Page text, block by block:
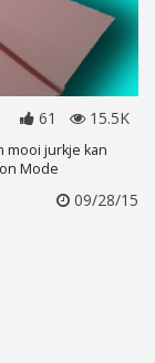
61 15.5K
mooi jurkje kan
Mode
09/28/15